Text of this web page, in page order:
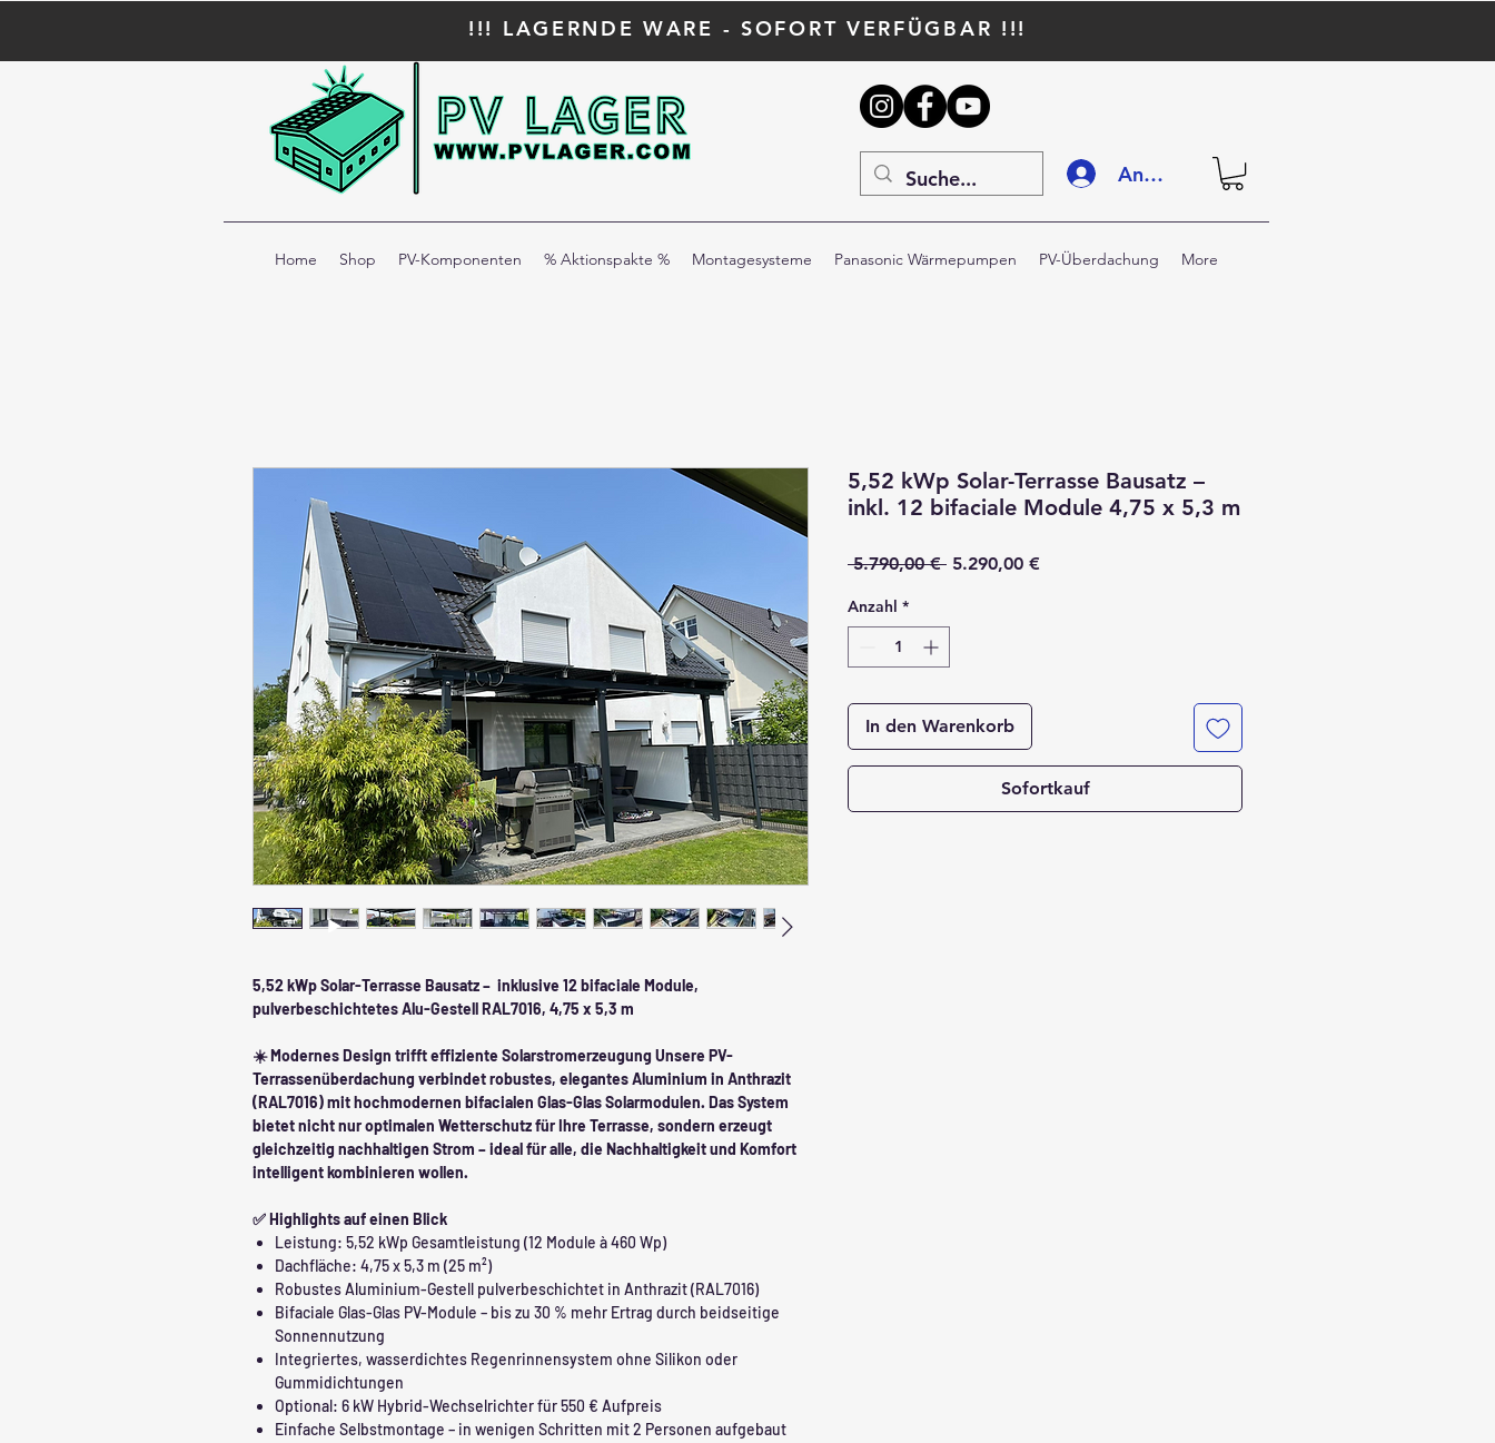
!!! LAGERNDE WARE - SOFORT VERFÜGBAR !!!
Anmelden
Home Shop PV-Komponenten % Aktionspakte % Montagesysteme Panasonic Wärmepumpen PV-Überdachung More
5,52 kWp Solar-Terrasse Bausatz – inklusive 12 bifaciale Module,
pulverbeschichtetes Alu-Gestell RAL7016, 4,75 x 5,3 m
☀️ Modernes Design trifft effiziente Solarstromerzeugung Unsere PV-
Terrassenüberdachung verbindet robustes, elegantes Aluminium in Anthrazit
(RAL7016) mit hochmodernen bifacialen Glas-Glas Solarmodulen. Das System
bietet nicht nur optimalen Wetterschutz für Ihre Terrasse, sondern erzeugt
gleichzeitig nachhaltigen Strom – ideal für alle, die Nachhaltigkeit und Komfort
intelligent kombinieren wollen.
✅ Highlights auf einen Blick
Leistung: 5,52 kWp Gesamtleistung (12 Module à 460 Wp)
Dachfläche: 4,75 x 5,3 m (25 m²)
Robustes Aluminium-Gestell pulverbeschichtet in Anthrazit (RAL7016)
Bifaciale Glas-Glas PV-Module – bis zu 30 % mehr Ertrag durch beidseitige
Sonnennutzung
Integriertes, wasserdichtes Regenrinnensystem ohne Silikon oder
Gummidichtungen
Optional: 6 kW Hybrid-Wechselrichter für 550 € Aufpreis
Einfache Selbstmontage – in wenigen Schritten mit 2 Personen aufgebaut
5,52 kWp Solar-Terrasse Bausatz –
inkl. 12 bifaciale Module 4,75 x 5,3 m
5.790,00 € Standardpreis
5.290,00 €
Anzahl *
In den Warenkorb
Sofortkauf